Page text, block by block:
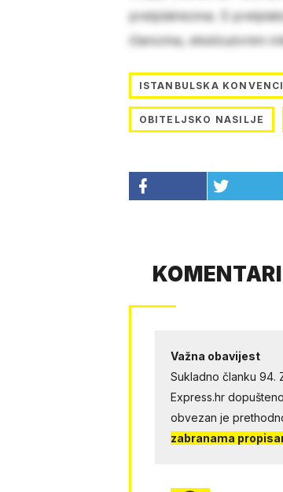
pretplatnicima. S
člancima, ekskluzivnim
ISTANBULSKA
OBITELJSKO NASILJE
Važna obavijest
Sukladno članku 94.
Express.hr
obvezan je
zabranama